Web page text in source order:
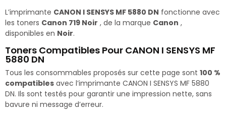
L’imprimante CANON I SENSYS MF 5880 DN fonctionne avec
les toners Canon 719 Noir , de la marque Canon ,
disponibles en Noir.
Toners Compatibles Pour CANON I SENSYS MF
5880 DN
Tous les consommables proposés sur cette page sont 100 %
compatibles avec l’imprimante CANON I SENSYS MF 5880
DN. Ils sont testés pour garantir une impression nette, sans
bavure ni message d’erreur.